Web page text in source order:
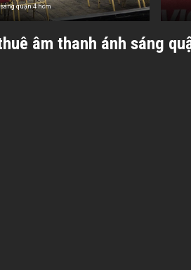
quận 4 hcm
âm thanh ánh sáng